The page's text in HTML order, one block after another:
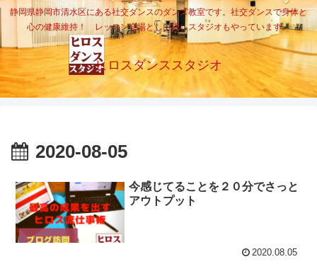
静岡県静岡市清水区にある社交ダンスのダンス教室です。社交ダンスで身体と
心の健康維持！ レッスン会場として貸しスタジオもやっています。
ヒロスダンススタジオ
2020-08-05
今感じてることを２０分でさっと
アウトプット
2020.08.05